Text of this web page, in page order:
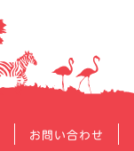
お問い合わせ